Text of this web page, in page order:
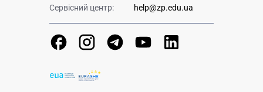
Сервісний центр:
help@zp.edu.ua